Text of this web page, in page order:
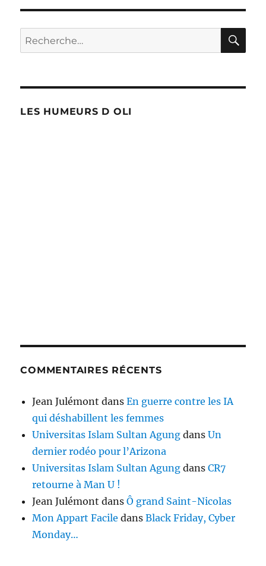
publications
CÉD
ENT
Recherche
pour :
LES HUMEURS D OLI
COMMENTAIRES RÉCENTS
Jean Julémont dansEn guerre contre les IA
qui déshabillent les femmes
Universitas Islam Sultan Agung dansUn
dernier rodéo pour l’Arizona
Universitas Islam Sultan Agung dansCR7
retourne à Man U !
Jean Julémont dansÔ grand Saint-Nicolas
Mon Appart Facile dansBlack Friday, Cyber
Monday…